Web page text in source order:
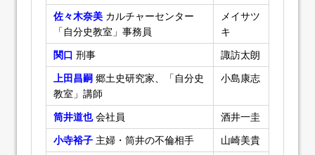
佐々木奈美 カルチャーセンター
「自分史教室」事務員
メイサツ
キ
関口 刑事
諏訪太朗
上田昌嗣 郷土史研究家、「自分史
教室」講師
小島康志
筒井道也会社員
酒井一圭
小寺裕子 主婦・筒井の不倫相手
山崎美貴